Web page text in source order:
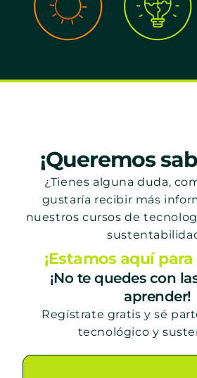
¡Queremos
¿Tienes alguna duda,
gustaría recibir más
nuestros cursos de
¡Estamos aquí
¡No te quedes con
aprender!
Regístrate gratis y sé
tecnológico y